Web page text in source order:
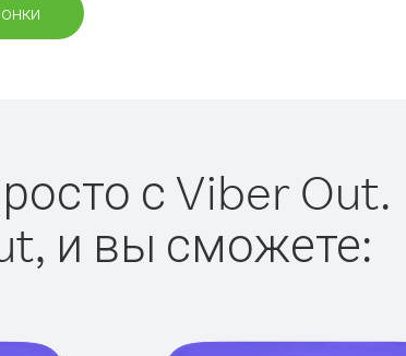
с Viber Out.
и вы сможете: